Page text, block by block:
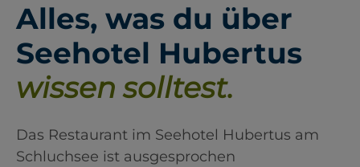
Alles, was du über
Seehotel Hubertus
wissen solltest.
Das Restaurant im Seehotel Hubertus am
Schluchsee ist ausgesprochen